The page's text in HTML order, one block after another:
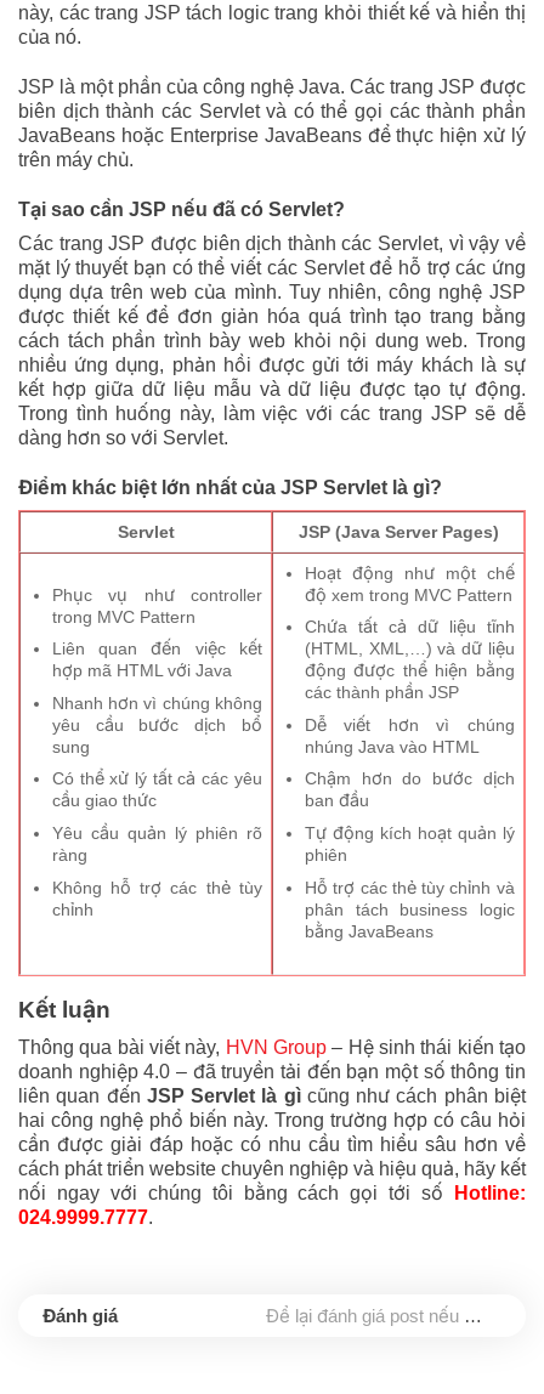
này, các trang JSP tách logic trang khỏi thiết kế và hiển thị
của nó.
JSP là một phần của công nghệ Java. Các trang JSP được
biên dịch thành các Servlet và có thể gọi các thành phần
JavaBeans hoặc Enterprise JavaBeans để thực hiện xử lý
trên máy chủ.
Tại sao cần JSP nếu đã có Servlet?
Các trang JSP được biên dịch thành các Servlet, vì vậy về
mặt lý thuyết bạn có thể viết các Servlet để hỗ trợ các ứng
dụng dựa trên web của mình. Tuy nhiên, công nghệ JSP
được thiết kế để đơn giản hóa quá trình tạo trang bằng
cách tách phần trình bày web khỏi nội dung web. Trong
nhiều ứng dụng, phản hồi được gửi tới máy khách là sự
kết hợp giữa dữ liệu mẫu và dữ liệu được tạo tự động.
Trong tình huống này, làm việc với các trang JSP sẽ dễ
dàng hơn so với Servlet.
Điểm khác biệt lớn nhất của JSP Servlet là gì?
Servlet JSP (Java Server Pages)
Phục vụ như controller
trong MVC Pattern
Liên quan đến việc kết
hợp mã HTML với Java
Nhanh hơn vì chúng không
yêu cầu bước dịch bổ
sung
Có thể xử lý tất cả các yêu
cầu giao thức
Yêu cầu quản lý phiên rõ
ràng
Không hỗ trợ các thẻ tùy
chỉnh
Hoạt động như một chế
độ xem trong MVC Pattern
Chứa tất cả dữ liệu tĩnh
(HTML, XML,…) và dữ liệu
động được thể hiện bằng
các thành phần JSP
Dễ viết hơn vì chúng
nhúng Java vào HTML
Chậm hơn do bước dịch
ban đầu
Tự động kích hoạt quản lý
phiên
Hỗ trợ các thẻ tùy chỉnh và
phân tách business logic
bằng JavaBeans
Kết luận
Thông qua bài viết này, HVN Group – Hệ sinh thái kiến tạo
doanh nghiệp 4.0 – đã truyền tải đến bạn một số thông tin
liên quan đến JSP Servlet là gì cũng như cách phân biệt
hai công nghệ phổ biến này. Trong trường hợp có câu hỏi
cần được giải đáp hoặc có nhu cầu tìm hiểu sâu hơn về
cách phát triển website chuyên nghiệp và hiệu quả, hãy kết
nối ngay với chúng tôi bằng cách gọi tới số
Hotline:
024.9999.7777.
Để lại đánh giá post nếu bạn thấy hữu ích nhé